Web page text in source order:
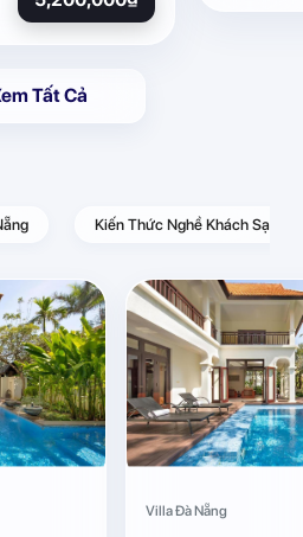
Tất Cả
Kiến Thức Nghề Khách Sạn –
Villa Đà Nẵng